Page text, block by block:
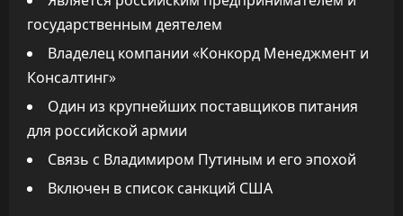
государственным деятелем
Владелец компании «Конкорд Менеджмент и
Консалтинг»
Один из крупнейших поставщиков питания
для российской армии
Связь с Владимиром Путиным и его эпохой
Включен в список санкций США